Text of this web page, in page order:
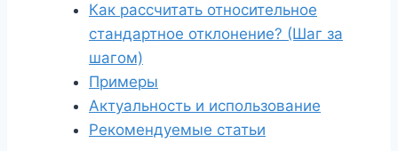
Как рассчитать относительное
стандартное отклонение? (Шаг за
шагом)
Примеры
Актуальность и использование
Рекомендуемые статьи